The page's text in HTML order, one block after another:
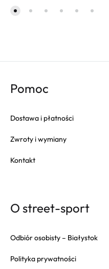
Pomoc
Dostawa i płatności
Zwroty i wymiany
Kontakt
O street-sport
Odbiór osobisty – Białystok
Polityka prywatności